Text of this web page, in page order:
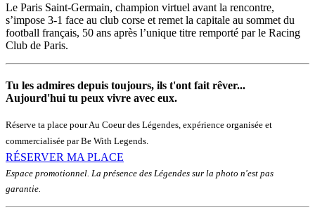
Le Paris Saint-Germain, champion virtuel avant la rencontre,
s’impose 3-1 face au club corse et remet la capitale au sommet du
football français, 50 ans après l’unique titre remporté par le Racing
Club de Paris.
Tu les admires depuis toujours, ils t'ont fait rêver...
Aujourd'hui tu peux vivre avec eux.
Réserve ta place pour Au Coeur des Légendes, expérience organisée et
commercialisée par Be With Legends.
RÉSERVER MA PLACE
Espace promotionnel. La présence des Légendes sur la photo n'est pas
garantie.